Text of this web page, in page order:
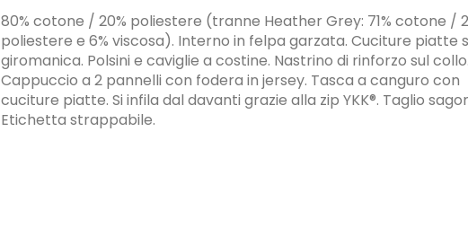
80% cotone / 20% poliestere (tranne Heather Grey: 71% cotone /
poliestere e 6% viscosa). Interno in felpa garzata. Cuciture piatte
giromanica. Polsini e caviglie a costine. Nastrino di rinforzo sul collo.
Cappuccio a 2 pannelli con fodera in jersey. Tasca a canguro con
cuciture piatte. Si infila dal davanti grazie alla zip YKK®. Taglio
Etichetta strappabile.